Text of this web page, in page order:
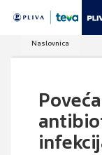
Naslovnica